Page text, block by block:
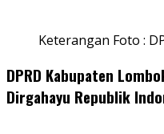
Keterangan Foto :
DPRD Kabupaten
Dirgahayu Republik